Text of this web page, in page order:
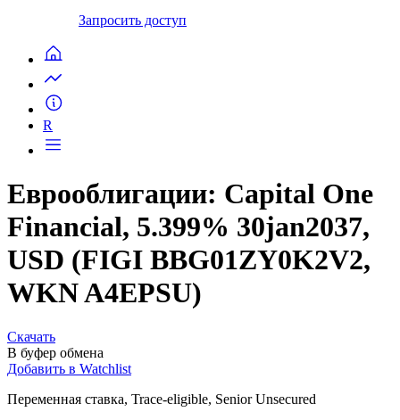
Запросить доступ
R
Еврооблигации: Capital One
Financial, 5.399% 30jan2037,
USD (FIGI BBG01ZY0K2V2,
WKN A4EPSU)
Скачать
В буфер обмена
Добавить в Watchlist
Переменная ставка, Trace-eligible, Senior Unsecured